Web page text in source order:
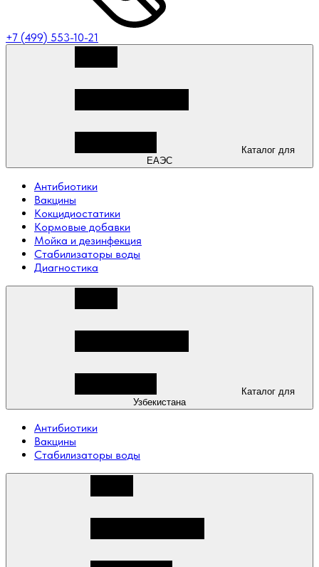
+7 (499) 553-10-21
ЕАЭС
Антибиотики
Вакцины
Кокцидиостатики
Кормовые добавки
Мойка и дезинфекция
Стабилизаторы воды
Диагностика
Узбекистана
Антибиотики
Вакцины
Стабилизаторы воды